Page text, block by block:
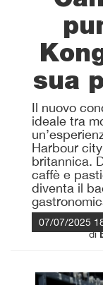
sua
Il nuovo
ideale tra
Harbour
britannica.
caffè e
diventa il
07/07/2025
di